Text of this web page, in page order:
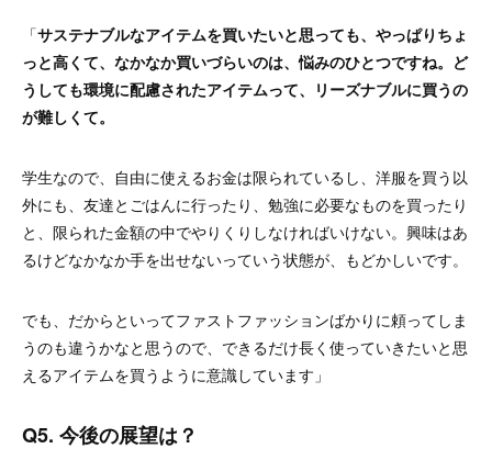
「サステナブルなアイテムを買いたいと思っても、やっぱりちょ
っと高くて、なかなか買いづらいのは、悩みのひとつですね。ど
うしても環境に配慮されたアイテムって、リーズナブルに買うの
が難しくて。
学生なので、自由に使えるお金は限られているし、洋服を買う以
外にも、友達とごはんに行ったり、勉強に必要なものを買ったり
と、限られた金額の中でやりくりしなければいけない。興味はあ
るけどなかなか手を出せないっていう状態が、もどかしいです。
でも、だからといってファストファッションばかりに頼ってしま
うのも違うかなと思うので、できるだけ長く使っていきたいと思
えるアイテムを買うように意識しています」
Q5. 今後の展望は？